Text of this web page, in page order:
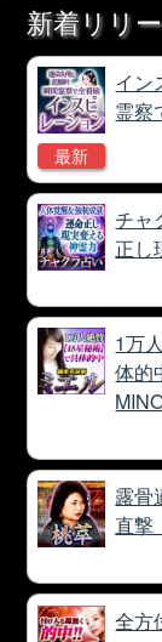
新着リリ
最新
イン
霊察
チャ
正し
1万
体的
露骨
直撃
全方